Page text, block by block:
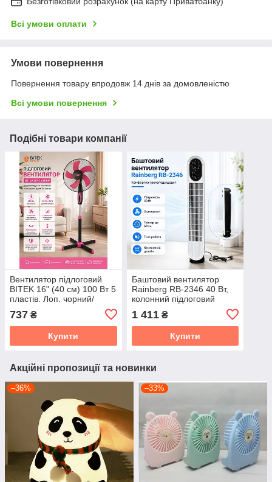
Всі умови оплати
Умови повернення
Повернення товару впродовж 14 днів за домовленістю
Всі умови повернення
Подібні товари компанії
Вентилятор підлоговий
BITEK 16" (40 см) 100 Вт 5
пластів. Лоп. чорний/
737 ₴
Купити
Баштовий вентилятор
Rainberg RB-2346 40 Вт,
колонний підлоговий
вентилятор із механічним
керуванням, тихою
роботою
1 411₴
Купити
Акційні пропозиції та новинки
–36% –33%